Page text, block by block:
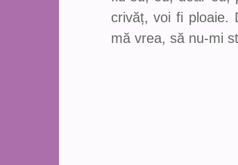
crivăț, voi fi ploaie.
mă vrea, să nu-mi